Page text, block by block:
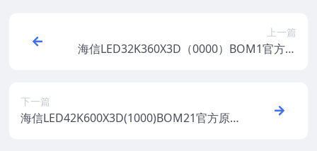
上一篇
海信LED32K360X3D（0000）BOM1官方原
下一篇
海信LED42K600X3D(1000)BOM21官方原